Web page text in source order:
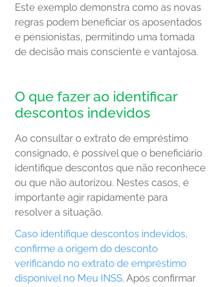
Este exemplo demonstra como as novas
regras podem beneficiar os aposentados
e pensionistas, permitindo uma tomada
de decisão mais consciente e vantajosa.
O que fazer ao identificar
descontos indevidos
Ao consultar o extrato de empréstimo
consignado, é possível que o beneficiário
identifique descontos que não reconhece
ou que não autorizou. Nestes casos, é
importante agir rapidamente para
resolver a situação.
Caso identifique descontos indevidos,
confirme a origem do desconto
verificando no extrato de empréstimo
disponível no Meu INSS. Após confirmar